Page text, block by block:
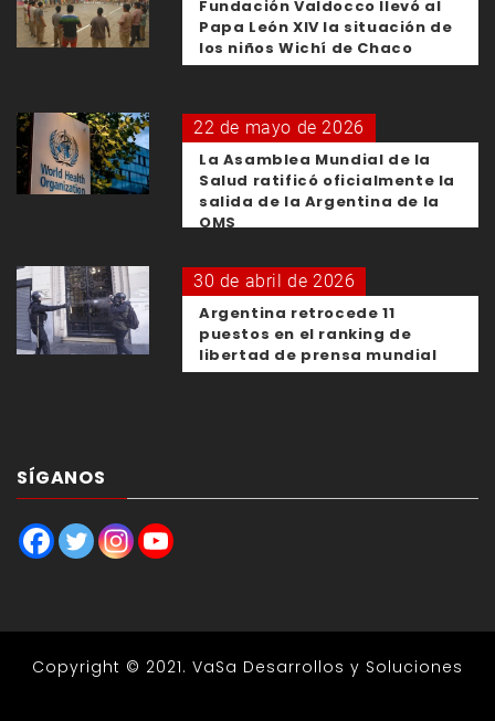
Fundación Valdocco llevó al
Papa León XIV la situación de
los niños Wichí de Chaco
22 de mayo de 2026
La Asamblea Mundial de la
Salud ratificó oficialmente la
salida de la Argentina de la
OMS
30 de abril de 2026
Argentina retrocede 11
puestos en el ranking de
libertad de prensa mundial
SÍGANOS
Copyright © 2021. VaSa Desarrollos y Soluciones